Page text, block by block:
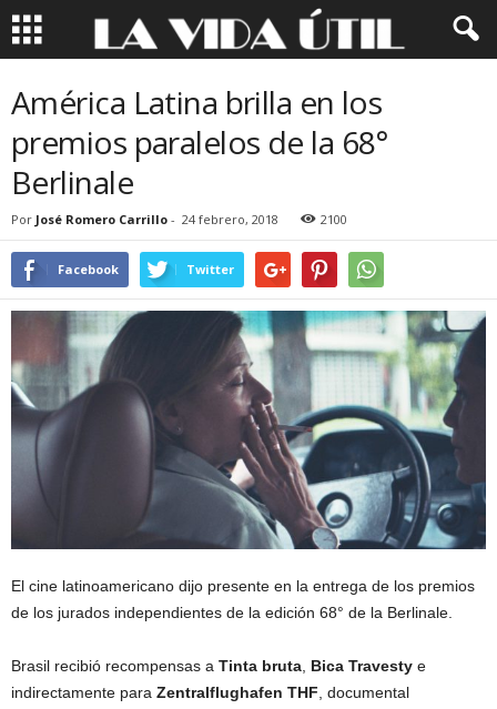
América Latina brilla en los
premios paralelos de la 68°
Berlinale
Por José Romero Carrillo - 24 febrero, 2018 2100
Facebook Twitter
El cine latinoamericano dijo presente en la entrega de los premios
de los jurados independientes de la edición 68° de la Berlinale.
Brasil recibió recompensas a Tinta bruta, Bica Travesty e
indirectamente para Zentralflughafen THF, documental